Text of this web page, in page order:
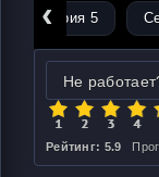
‹
Серия 5
Не
Рейтинг: 5.9